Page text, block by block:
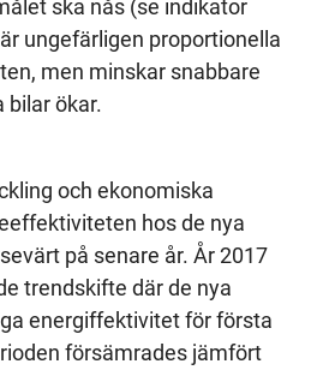
ska nås (se indikator
ungefärligen proportionella
men minskar snabbare
bilar ökar.
och ekonomiska
hos de nya
på senare år. År 2017
trendskifte där de nya
energiffektivitet för första
försämrades jämfört